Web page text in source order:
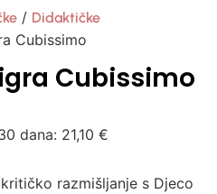
/ Didaktičke
Cubissimo
Cubissimo
dana: 21,10€
razmišljanje s Djeco